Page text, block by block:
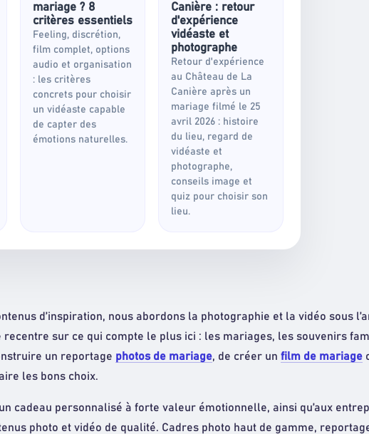
mariage ? 8
critères essentiels
Feeling, discrétion,
film complet, options
audio et organisation
: les critères
concrets pour choisir
un vidéaste capable
de capter des
émotions naturelles.
Canière : retour
d'expérience
vidéaste et
photographe
Retour d'expérience
au Château de La
Canière après un
mariage filmé le 25
avril 2026 : histoire
du lieu, regard de
vidéaste et
photographe,
conseils image et
quiz pour choisir son
lieu.
d’inspiration, nous abordons la photographie et la vidéo sous
sur ce qui compte le plus ici : les mariages, les souvenirs
un reportage photos de mariage, de créer unfilm de mariage
les bons choix.
cadeau personnalisé à forte valeur émotionnelle, ainsi qu’aux
photo et vidéo de qualité. Cadres photo haut de gamme,